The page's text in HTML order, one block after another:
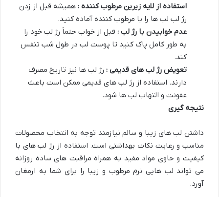
استفاده از لایه زیرین مرطوب کننده : همیشه قبل از زدن
رژ لب لب ها را با مرطوب کننده آماده کنید.
عدم خوابیدن با رژ لب : قبل از خواب حتماً رژ لب خود را
به طور کامل پاک کنید تا پوست لب در طول شب تنفس
کند.
تعویض رژ لب های قدیمی : رژ لب ها نیز تاریخ مصرف
دارند. استفاده از رژ لب های قدیمی ممکن است باعث
عفونت و التهاب لب ها شود.
نتیجه گیری
داشتن لب های زیبا و سالم نیازمند توجه به انتخاب محصولات
مناسب و رعایت نکات بهداشتی است. استفاده از رژ لب های با
کیفیت و حاوی مواد مفید به همراه مراقبت های ساده روزانه
می تواند لب هایی نرم مرطوب و زیبا را برای شما به ارمغان
آورد.